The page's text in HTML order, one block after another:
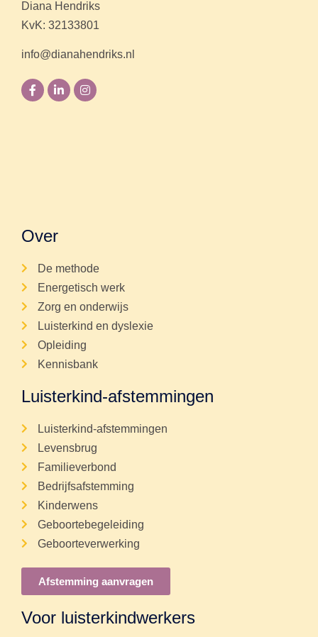
Diana Hendriks
KvK: 32133801
info@dianahendriks.nl
Over
De methode
Energetisch werk
Zorg en onderwijs
Luisterkind en dyslexie
Opleiding
Kennisbank
Luisterkind-afstemmingen
Luisterkind-afstemmingen
Levensbrug
Familieverbond
Bedrijfsafstemming
Kinderwens
Geboortebegeleiding
Geboorteverwerking
Afstemming aanvragen
Voor luisterkindwerkers